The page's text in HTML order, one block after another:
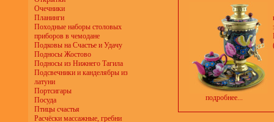
Очечники
Планинги
Походные наборы столовых
приборов в чемодане
Подковы на Счастье и Удачу
Подносы Жостово
Подносы из Нижнего Тагила
Подсвечники и канделябры из
латуни
Портсигары
Посуда
Птицы счастья
Расчёски массажные, гребни
подробнее...